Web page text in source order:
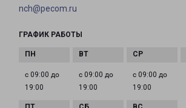
nch@pecom.ru
ГРАФИК РАБОТЫ
с 09:00 до
19:00
с 09:00 до
19:00
с 09:00 до
19:00